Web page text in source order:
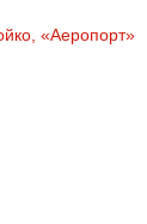
«Аеропорт»